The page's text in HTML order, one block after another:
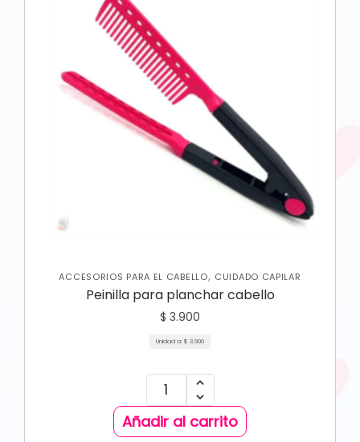
ACCESORIOS PARA EL CABELLO, CUIDADO CAPILAR
Peinilla para planchar cabello
$ 3.900
Unidad a: $ 3.900
Añadir al carrito